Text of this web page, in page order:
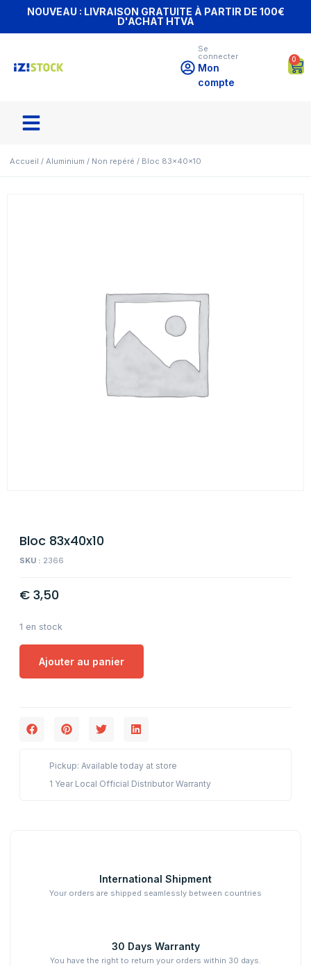
NOUVEAU : LIVRAISON GRATUITE À PARTIR DE 100€
D'ACHAT HTVA
Se
connecter
Mon
compte
0
Accueil / Aluminium / Non repéré / Bloc 83x40x10
Bloc 83x40x10
SKU : 2366
€ 3,50
1 en stock
Ajouter au panier
Pickup: Available today at store
1 Year Local Official Distributor Warranty
International Shipment
Your orders are shipped seamlessly between countries
30 Days Warranty
You have the right to return your orders within 30 days.